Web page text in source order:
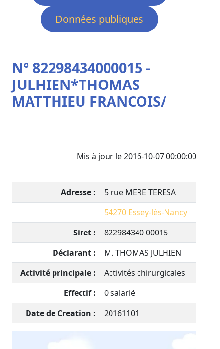
Données publiques
N° 82298434000015 -
JULHIEN*THOMAS
MATTHIEU FRANCOIS/
Mis à jour le 2016-10-07 00:00:00
Adresse :
5 rue MERE TERESA
54270 Essey-lès-Nancy
Siret :
822984340 00015
Déclarant :
M. THOMAS JULHIEN
Activité principale :
Activités chirurgicales
Effectif :
0 salarié
Date de Creation :
20161101